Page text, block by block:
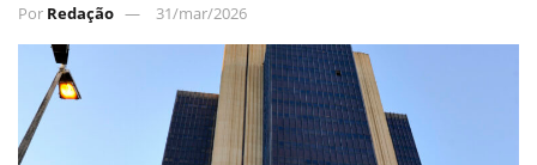
Por Redação 31/mar/2026